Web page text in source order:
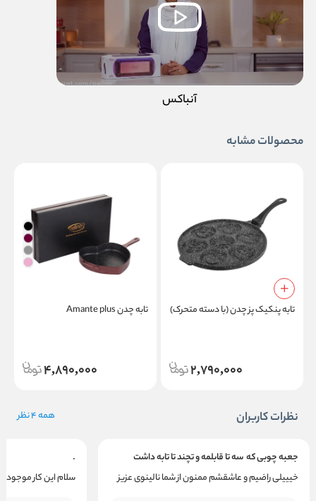
آنباکس
محصولات مشابه
تابه پنکیک پز چدن (با دسته متحرک)
2,790,000
تابه چدن Amante plus
4,890,000
نظرات کاربران همه 4 نظر
جعبه چوبی که سه تا قابلمه و تچند تا تابه داشت
خیییلی راضیم و عاشقشم ممنون از شما نالینوی عزیز
.
سلام این کار موجود